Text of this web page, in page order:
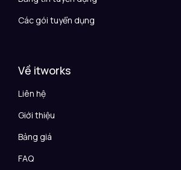
Các gói tuyển dụng
Về itworks
Liên hệ
Giới thiệu
Bảng giá
FAQ